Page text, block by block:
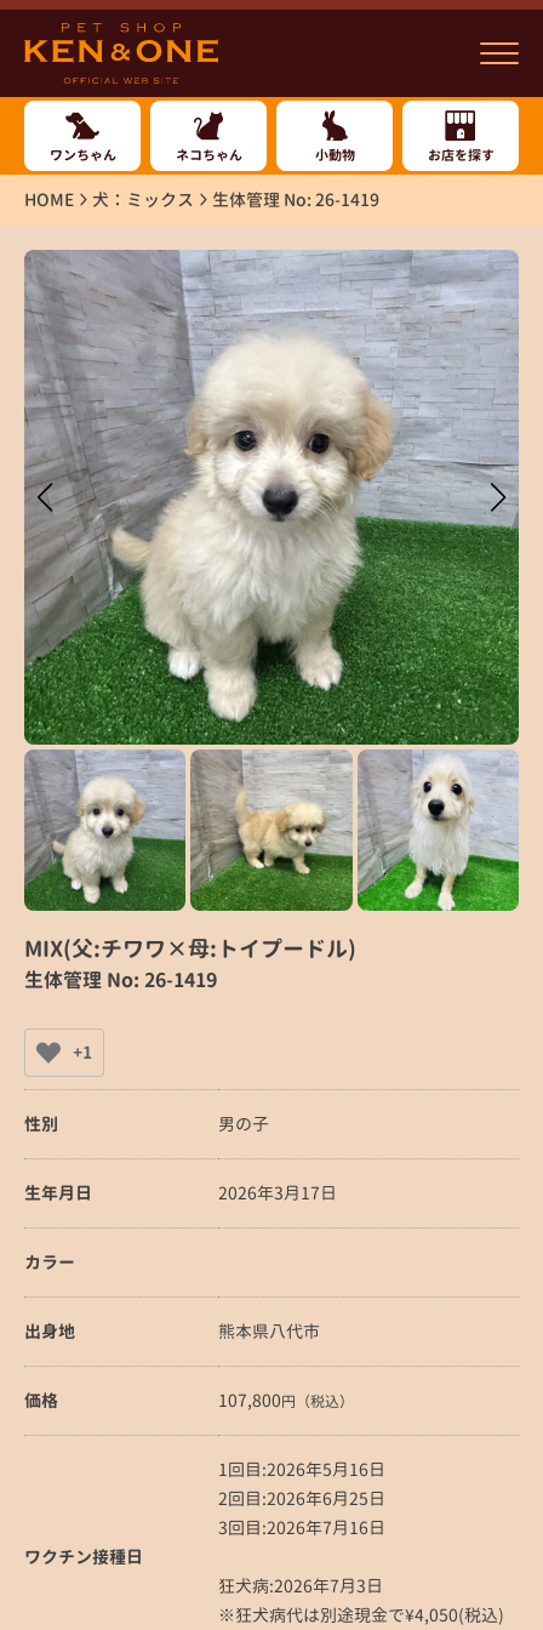
ワンちゃん ネコちゃん 小動物 お店を探す
HOME 犬：ミックス 生体管理 No: 26-1419
MIX(父:チワワ×母:トイプードル)
生体管理 No: 26-1419
+1
性別 男の子
生年月日 2026年3月17日
カラー
出身地 熊本県八代市
価格 107,800円（税込）
ワクチン接種日
1回目:2026年5月16日
2回目:2026年6月25日
3回目:2026年7月16日
狂犬病:2026年7月3日
※狂犬病代は別途現金で¥4,050(税込)